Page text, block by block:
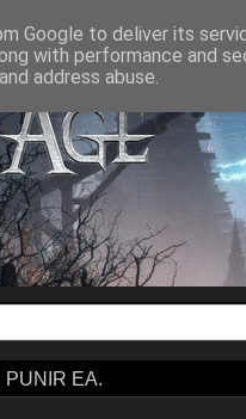
DRAGON AGE II
PUNIR EA.
Google to deliver its
with performance and
address abuse.